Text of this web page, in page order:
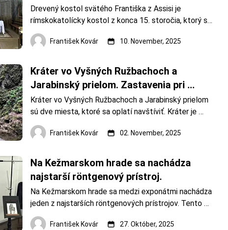
Drevený kostol svätého Františka z Assisi je
rímskokatolícky kostol z konca 15. storočia, ktorý sa
nachádza v obci Hervartov, okres Bardejov. Je to
najstarší a najzachovalejší drevený kostol na
2008 zapísali do Zoznamu svetov&ea
František Kovár 10. November, 2025
Kráter vo Vyšných Ružbachoch a
Jarabinský prielom. Zastavenia pri
dvoch turistických atrakciách.
Kráter vo Vyšných Ružbachoch a Jarabinský prielom
sú dve miesta, ktoré sa oplatí navštíviť. Kráter je
najväčšie travertínové jazero na Slovensku.
Jarabinský prielom je prírodný výtvor, ktorý sa
František Kovár 02. November, 2025
Na Kežmarskom hrade sa nachádza
najstarší röntgenový prístroj.
Na Kežmarskom hrade sa medzi exponátmi nachádza
jeden z najstarších röntgenových prístrojov. Tento
vzácny röntgenový prístroj bol nájdený náhodne na
povale jedného z domov v Spišskej Sobote. S
František Kovár 27. Október, 2025